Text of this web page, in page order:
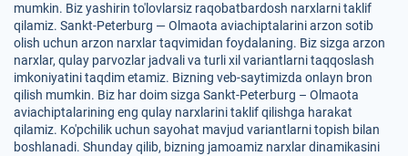
mumkin. Biz yashirin to'lovlarsiz raqobatbardosh narxlarni taklif
qilamiz. Sankt-Peterburg — Olmaota aviachiptalarini arzon sotib
olish uchun arzon narxlar taqvimidan foydalaning. Biz sizga arzon
narxlar, qulay parvozlar jadvali va turli xil variantlarni taqqoslash
imkoniyatini taqdim etamiz. Bizning veb-saytimizda onlayn bron
qilish mumkin. Biz har doim sizga Sankt-Peterburg – Olmaota
aviachiptalarining eng qulay narxlarini taklif qilishga harakat
qilamiz. Ko'pchilik uchun sayohat mavjud variantlarni topish bilan
boshlanadi. Shunday qilib, bizning jamoamiz narxlar dinamikasini